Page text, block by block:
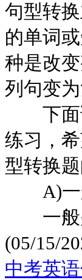
句型转
的单词
种是改
列句变为
下面讲
练习，
型转换题
A)一
一般
(05/15/
中考英